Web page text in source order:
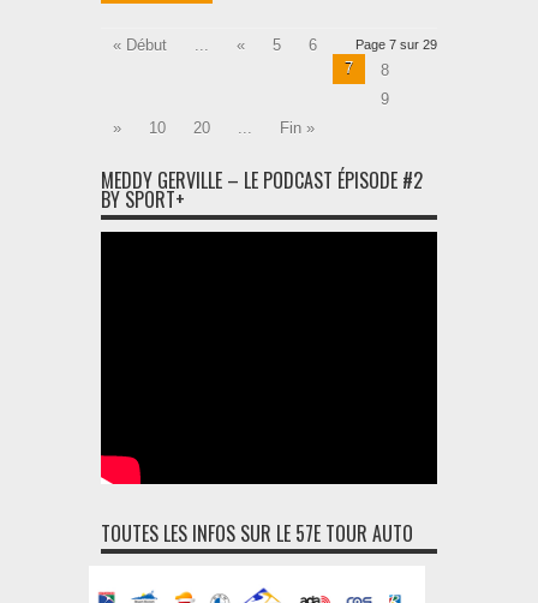
Page 7 sur 29
« Début ... « 5
6
7
8
9
»
10 20 ... Fin »
MEDDY GERVILLE – LE PODCAST ÉPISODE #2
BY SPORT+
TOUTES LES INFOS SUR LE 57E TOUR AUTO